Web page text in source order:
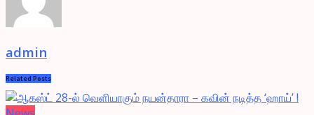
admin
Related Posts